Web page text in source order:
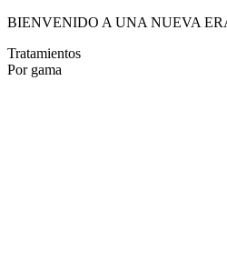
BIENVENIDO A UNA NUEVA
Tratamientos
Por gama